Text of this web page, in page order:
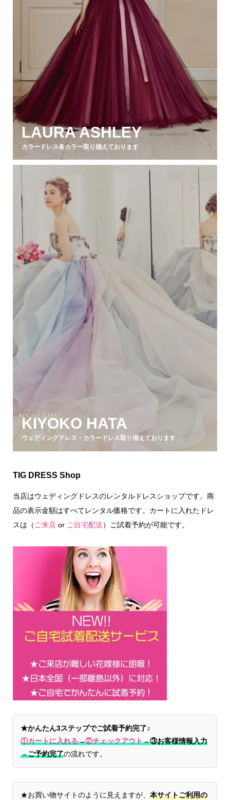
LAURA ASHLEY
カラードレス各カラー取り揃えております
KIYOKO HATA
ウェディングドレス・カラードレス取り揃えております
TIG DRESS Shop
当店はウェディングドレスのレンタルドレスショップです。商
品の表示金額はすべてレンタル価格です。カートに入れたドレ
スは（ご来店or ご自宅配送）ご試着予約が可能です。
★かんたん3ステップでご試着予約完了♪
①カートに入れる→②チェックアウト→③お客様情報入力
→ご予約完了の流れです。
★お買い物サイトのように見えますが、 本サイトご利用の